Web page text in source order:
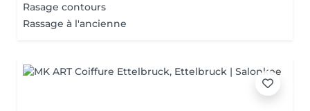
Rasage contours
Rassage à l'ancienne